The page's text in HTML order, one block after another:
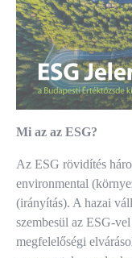
Mi az az ESG?
Az ESG rövidítés
environmental
(irányítás). A hazai
szembesül az ESG-
megfelelőségi